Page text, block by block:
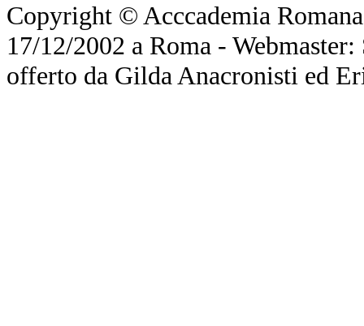
Copyright © Acccademia
17/12/2002 a Roma -
offerto da Gilda Anacronisti ed